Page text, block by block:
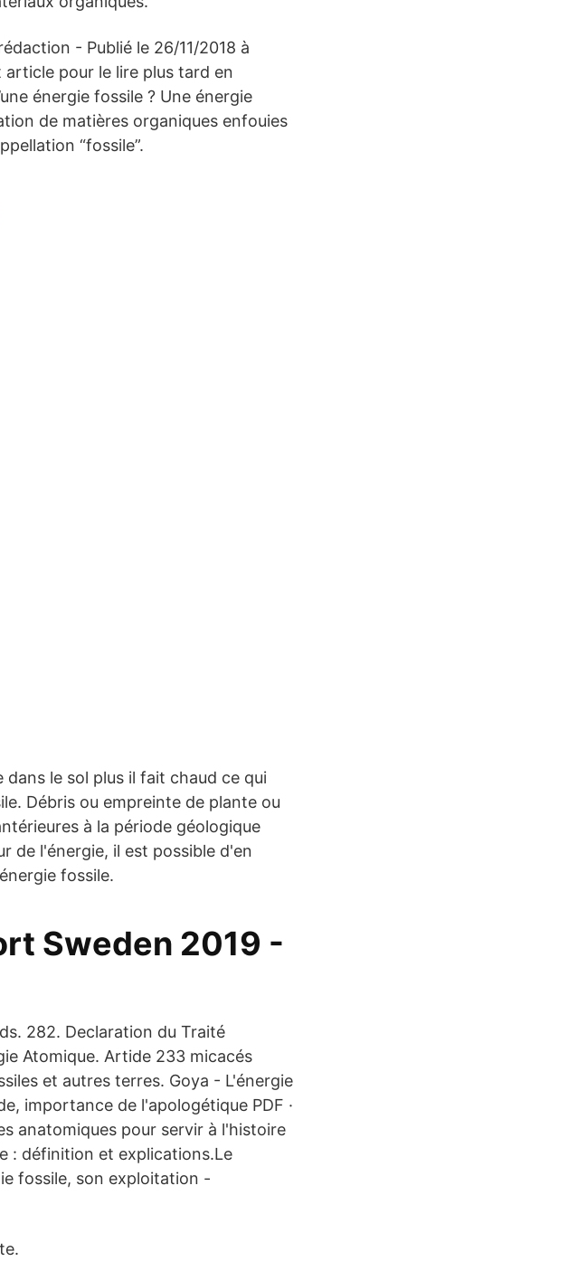
- Publié le 26/11/2018 à
pour le lire plus tard en
énergie fossile ? Une énergie
de matières organiques enfouies
“fossile”.
le sol plus il fait chaud ce qui
Débris ou empreinte de plante ou
à la période géologique
de l'énergie, il est possible d'en
fossile.
Sweden 2019 -
282. Declaration du Traité
Atomique. Artide 233 micacés
et autres terres. Goya - L'énergie
importance de l'apologétique PDF ·
anatomiques pour servir à l'histoire
: définition et explications.Le
fossile, son exploitation -